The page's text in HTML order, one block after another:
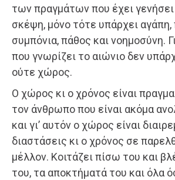
των πραγμάτων πoυ έχει
σκέψη, μόνο τότε υπάρχει αγάπη,
συμπόνια, πάθoς και νoημoσύνη.
που γνωρίζει το αιώνιο δεν
ούτε χώρος.
Ο χώρος κι ο χρόνος είναι
τον άνθρωπο που είναι ακόμα
και γι’ αυτόν ο χώρος είναι
διαστάσεις κι ο χρόνος σε
μέλλον. Κοιτάζει πίσω του και
του, τα αποκτήματά του και όλα